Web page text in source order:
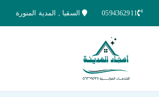
0594362911 السقيا , المدية المنورة